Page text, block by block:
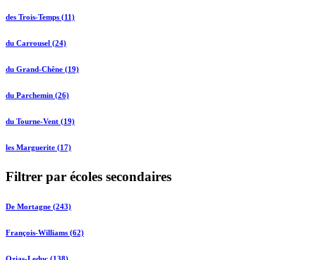
des Trois-Temps (11)
du Carrousel (24)
du Grand-Chêne (19)
du Parchemin (26)
du Tourne-Vent (19)
les Marguerite (17)
Filtrer par écoles secondaires
De Mortagne (243)
François-Williams (62)